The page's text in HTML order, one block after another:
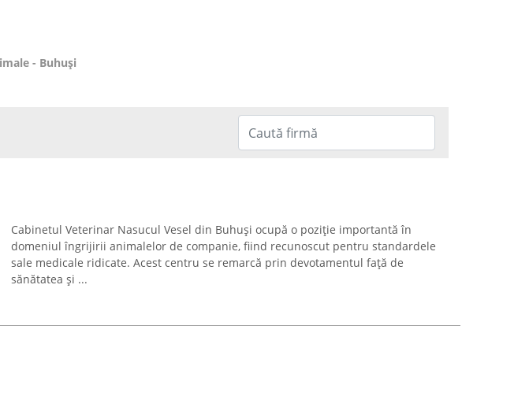
- Buhuşi
Cabinetul Veterinar Nasucul Vesel din Buhuși ocupă o poziție importantă în
domeniul îngrijirii animalelor de companie, fiind recunoscut pentru standardele
sale medicale ridicate. Acest centru se remarcă prin devotamentul față de
sănătatea și ...